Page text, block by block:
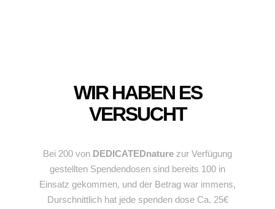
WIR HABEN ES
VERSUCHT
Bei 200 von DEDICATEDnature zur Verfügung
gestellten Spendendosen sind bereits 100 in
Einsatz gekommen, und der Betrag war immens,
Durschnittlich hat jede spenden dose Ca. 25€